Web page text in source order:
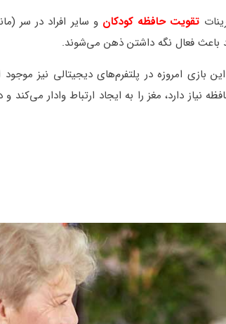
تقویت حافظه کودکان و سایر افراد در سر
باعث فعال نگه داشتن ذهن می‌شوند.
بازی امروزه در پلتفرم‌های دیجیتالی نیز
دارد، مغز را به ایجاد ارتباط وادار می‌کند